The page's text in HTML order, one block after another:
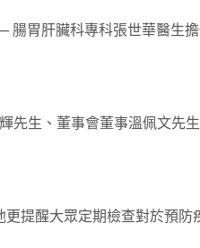
腸胃肝臟科專科張世華醫生
先生、董事會董事溫佩文先生
提醒大眾定期檢查對於預防